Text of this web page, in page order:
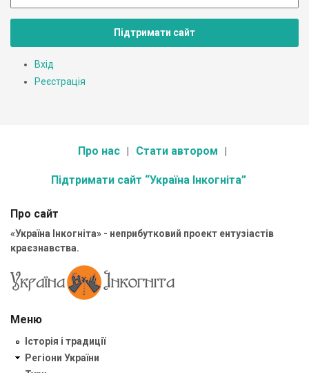
Підтримати сайт
Вхід
Реєстрація
Про нас Стати автором
Підтримати сайт “Україна Інкогніта”
Про сайт
«Україна Інкогніта» - неприбутковий проект ентузіастів
краєзнавства.
Меню
Історія і традиції
Регіони України